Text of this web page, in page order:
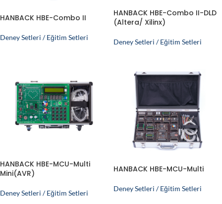
HANBACK HBE-Combo II
Deney Setleri / Eğitim Setleri
HANBACK HBE-Combo II-DLD
(Altera/ Xilinx)
Deney Setleri / Eğitim Setleri
HANBACK HBE-MCU-Multi
Mini(AVR)
Deney Setleri / Eğitim Setleri
HANBACK HBE-MCU-Multi
Deney Setleri / Eğitim Setleri